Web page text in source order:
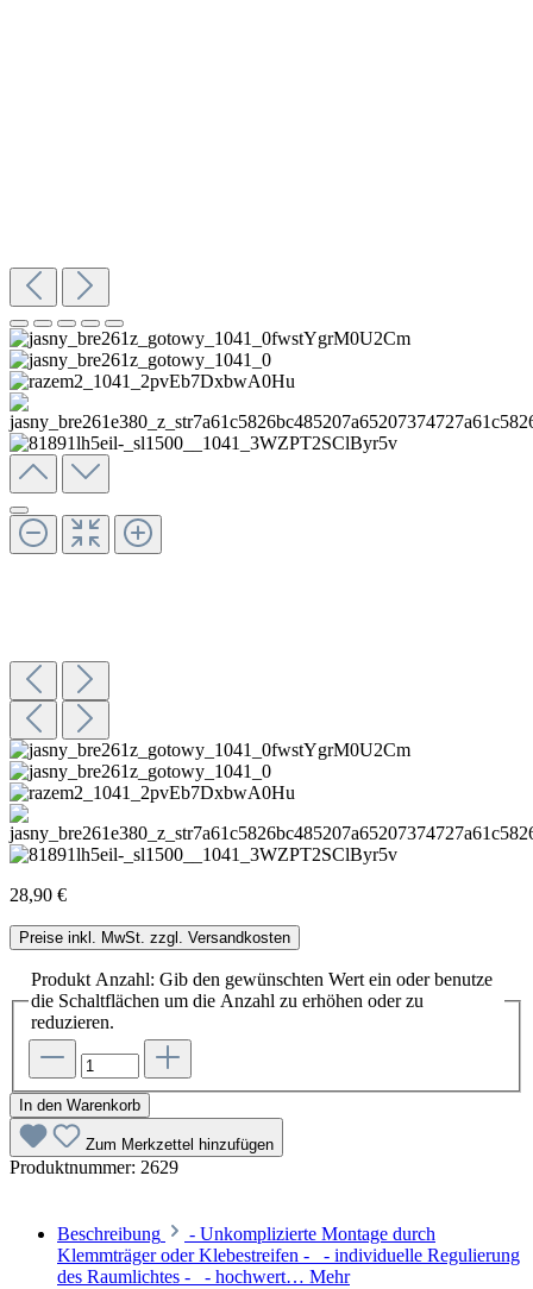
28,90 €
Preise inkl. MwSt. zzgl. Versandkosten
Produkt Anzahl: Gib den gewünschten Wert ein oder benutze
die Schaltflächen um die Anzahl zu erhöhen oder zu
reduzieren.
In den Warenkorb
Zum Merkzettel hinzufügen
Produktnummer: 2629
Beschreibung
- Unkomplizierte Montage durch
Klemmträger oder Klebestreifen - - individuelle Regulierung
des Raumlichtes - - hochwert… Mehr